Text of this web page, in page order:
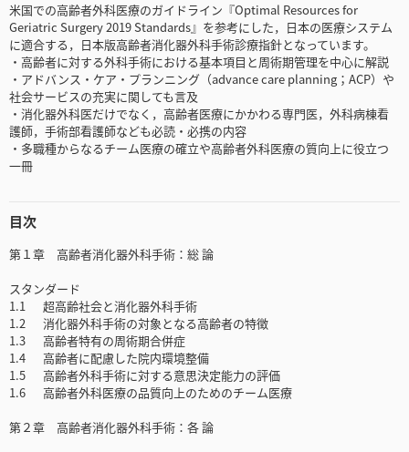
米国での高齢者外科医療のガイドライン『Optimal Resources for
Geriatric Surgery 2019 Standards』を参考にした，日本の医療システム
に適合する，日本版高齢者消化器外科手術診療指針となっています。
・高齢者に対する外科手術における基本項目と周術期管理を中心に解説
・アドバンス・ケア・プランニング（advance care planning；ACP）や
社会サービスの充実に関しても言及
・消化器外科医だけでなく，高齢者医療にかかわる専門医，外科病棟看
護師，手術部看護師なども必読・必携の内容
・多職種からなるチーム医療の確立や高齢者外科医療の質向上に役立つ
一冊
目次
第１章 高齢者消化器外科手術：総 論
スタンダード
1.1 超高齢社会と消化器外科手術
1.2 消化器外科手術の対象となる高齢者の特徴
1.3 高齢者特有の周術期合併症
1.4 高齢者に配慮した院内環境整備
1.5 高齢者外科手術に対する意思決定能力の評価
1.6 高齢者外科医療の品質向上のためのチーム医療
第２章 高齢者消化器外科手術：各 論